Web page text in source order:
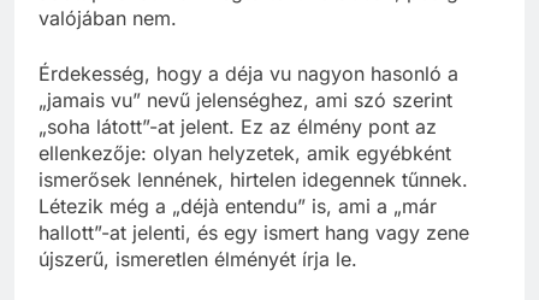
valójában nem.
Érdekesség, hogy a déja vu nagyon hasonló a
„jamais vu” nevű jelenséghez, ami szó szerint
„soha látott”-at jelent. Ez az élmény pont az
ellenkezője: olyan helyzetek, amik egyébként
ismerősek lennének, hirtelen idegennek tűnnek.
Létezik még a „déjà entendu” is, ami a „már
hallott”-at jelenti, és egy ismert hang vagy zene
újszerű, ismeretlen élményét írja le.